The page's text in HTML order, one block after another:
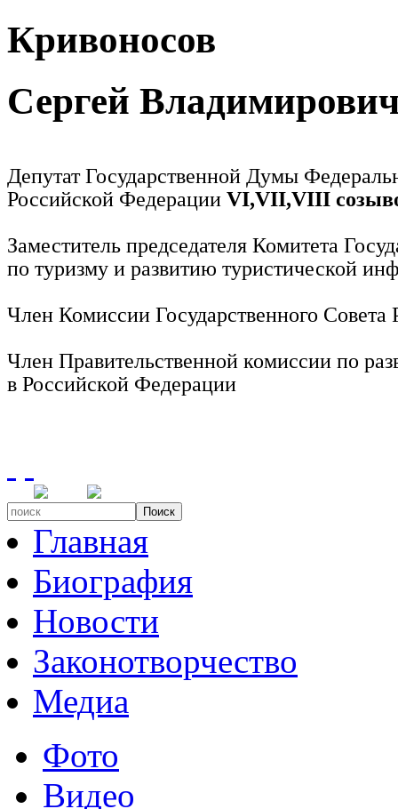
Кривоносов
Сергей
Депутат Государственной Думы
Российской Федерации VI,VII,VIII
Заместитель председателя Комитета
по туризму и развитию туристической
Член Комиссии Государственного
Член Правительственной комиссии по
в Российской Федерации
Поиск
Главная
Биография
Новости
Законотворчество
Медиа
Фото
Видео